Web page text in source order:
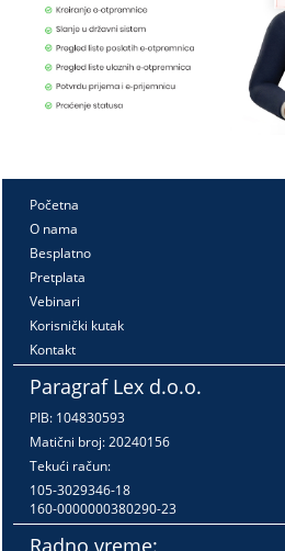
Početna
O nama
Besplatno
Pretplata
Vebinari
Korisnički kutak
Kontakt
Paragraf Lex d.o.o.
PIB: 104830593
Matični broj: 20240156
Tekući račun:
105-3029346-18
160-0000000380290-23
Radno vreme: